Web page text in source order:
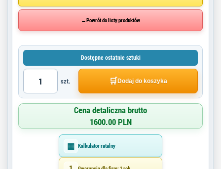
←Powrót do listy produktów
Dostępne ostatnie sztuki
szt. 🛒Dodaj do koszyka
Cena detaliczna brutto
1600.00 PLN
▦ Kalkulator ratalny